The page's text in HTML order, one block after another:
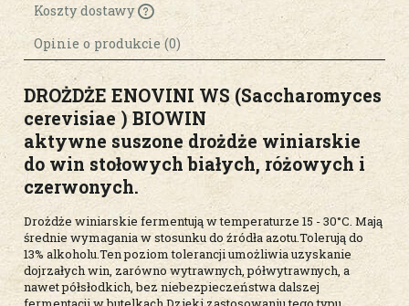
Koszty dostawy
Cena nie zawiera ewentualnych kosztów
płatności
Opinie o produkcie (0)
DROŻDŻE ENOVINI WS (Saccharomyces
cerevisiae ) BIOWIN
aktywne suszone drożdże winiarskie
do win stołowych białych, różowych i
czerwonych.
Drożdże winiarskie fermentują w temperaturze 15 - 30°C. Mają
średnie wymagania w stosunku do źródła azotu.Tolerują do
13% alkoholu.Ten poziom tolerancji umożliwia uzyskanie
dojrzałych win, zarówno wytrawnych, półwytrawnych, a
nawet półsłodkich, bez niebezpieczeństwa dalszej